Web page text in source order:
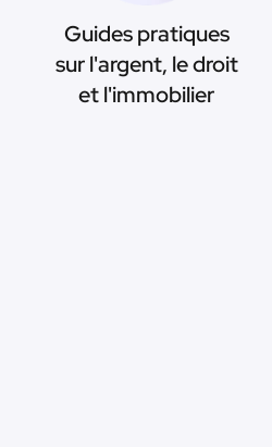
Guides pratiques
sur l'argent, le droit
et l'immobilier